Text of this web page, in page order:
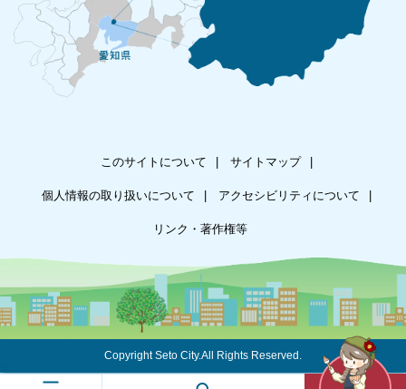
このサイトについて サイトマップ
個人情報の取り扱いについて アクセシビリティについて
リンク・著作権等
Copyright Seto City.All Rights Reserved.